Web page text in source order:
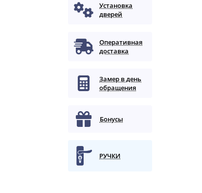
Установка
дверей
Оперативная
доставка
Замер в день
обращения
Бонусы
РУЧКИ